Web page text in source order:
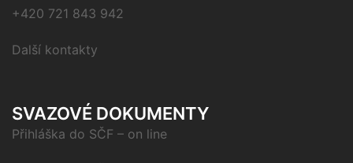
+420 721 843 942
Další kontakty
SVAZOVÉ DOKUMENTY
Přihláška do SČF – on line